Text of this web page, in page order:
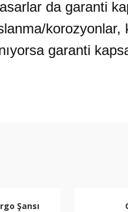
da garanti
korozyonlar,
garanti
Şansı